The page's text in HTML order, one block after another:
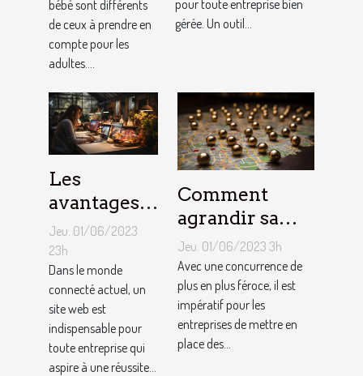
bébé sont différents
de ceux à prendre en
compte pour les
adultes....
entreprise ?
pour toute entreprise bien
gérée. Un outil...
Les
avantages
de faire
appel à un
spécialiste
de
conception
de site web
Jeu. 01/06/2023
23h
Dans le monde
connecté actuel, un
site web est
indispensable pour
toute entreprise qui
aspire à une réussite...
Comment
agrandir sa
notoriété
locale et
fidéliser sa
clientèle grâce
aux outils du
référencement
Jeu. 01/06/2023 3h
Avec une concurrence de
plus en plus féroce, il est
impératif pour les
entreprises de mettre en
place des...